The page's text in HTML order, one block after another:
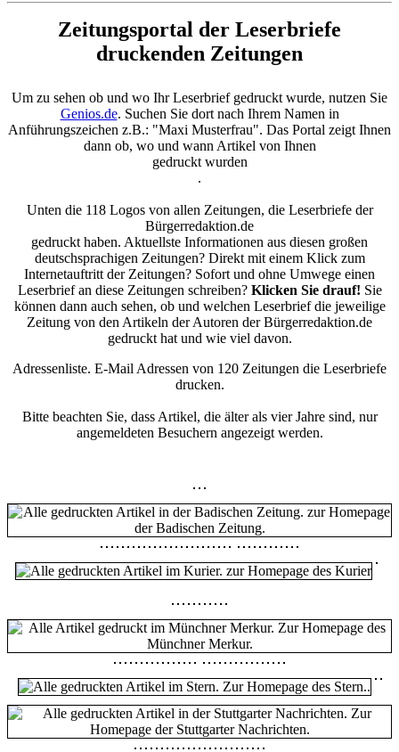
Zeitungsportal der Leserbriefe
druckenden Zeitungen
Um zu sehen ob und wo Ihr Leserbrief gedruckt wurde, nutzen Sie
Genios.de. Suchen Sie dort nach Ihrem Namen in
Anführungszeichen z.B.: "Maxi Musterfrau". Das Portal zeigt Ihnen
dann ob, wo und wann Artikel von Ihnen
gedruckt wurden
.
Unten die 118 Logos von allen Zeitungen, die Leserbriefe der
Bürgerredaktion.de
gedruckt haben. Aktuellste Informationen aus diesen großen
deutschsprachigen Zeitungen? Direkt mit einem Klick zum
Internetauftritt der Zeitungen? Sofort und ohne Umwege einen
Leserbrief an diese Zeitungen schreiben? Klicken Sie drauf! Sie
können dann auch sehen, ob und welchen Leserbrief die jeweilige
Zeitung von den Artikeln der Autoren der Bürgerredaktion.de
gedruckt hat und wie viel davon.
Adressenliste. E-Mail Adressen von 120 Zeitungen die Leserbriefe
drucken.
Bitte beachten Sie, dass Artikel, die älter als vier Jahre sind, nur
angemeldeten Besuchern angezeigt werden.